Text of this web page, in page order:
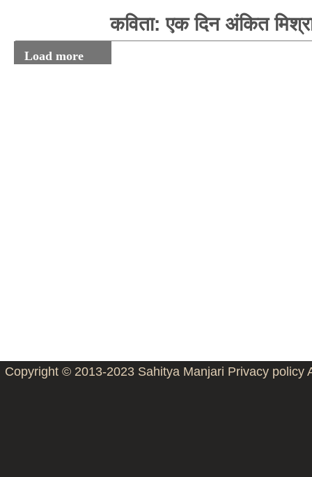
कविता: एक दिन अंकित
Load more
Copyright © 2013-2023 Sahitya Manjari Privacy policy